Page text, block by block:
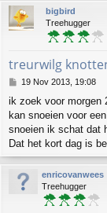
bigbird
Treehugger
treurwilg
P
s
t
19 Nov 2013, 19:08
ik zoek voor morgen
kan snoeien voor
snoeien ik schat dat
Dat het kort dag is
enricovanwees
Treehugger